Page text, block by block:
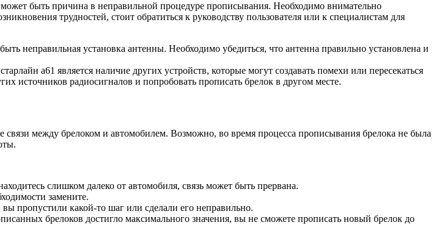
быть причина в неправильной процедуре прописывания. Необходимо внимательно
трудностей, стоит обратиться к руководству пользователя или к специалистам для
неправильная установка антенны. Необходимо убедиться, что антенна правильно установлена и
а61 является наличие других устройств, которые могут создавать помехи или пересекаться
источников радиосигналов и попробовать прописать брелок в другом месте.
между брелоком и автомобилем. Возможно, во время процесса прописывания брелока не была
слишком далеко от автомобиля, связь может быть прервана.
замените.
пропустили какой-то шаг или сделали его неправильно.
брелоков достигло максимального значения, вы не сможете прописать новый брелок до